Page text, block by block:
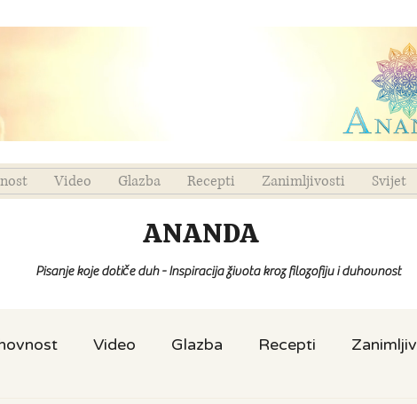
Video Glazba Recepti Zanimljivosti Svijet
ANANDA
Pisanje koje dotiče duh - Inspiracija života kroz filozofiju i duhovnost
Video Glazba Recepti